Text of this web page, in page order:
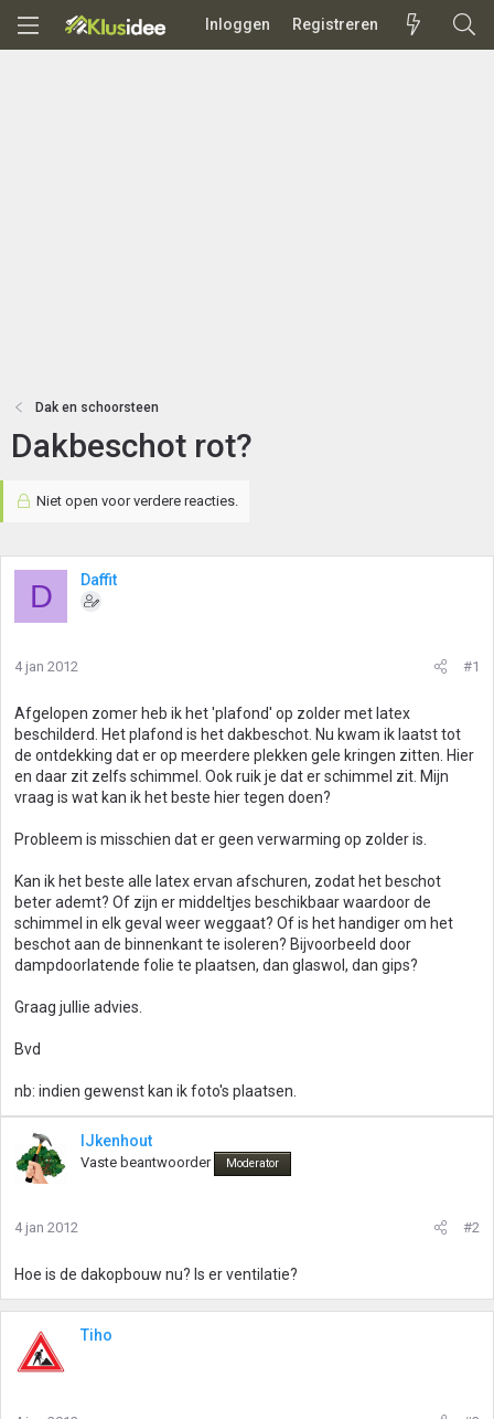
Inloggen Registreren
Dak en schoorsteen
Dakbeschot rot?
Niet open voor verdere reacties.
D Daffit
4 jan 2012 #1
Afgelopen zomer heb ik het 'plafond' op zolder met latex
beschilderd. Het plafond is het dakbeschot. Nu kwam ik laatst tot
de ontdekking dat er op meerdere plekken gele kringen zitten. Hier
en daar zit zelfs schimmel. Ook ruik je dat er schimmel zit. Mijn
vraag is wat kan ik het beste hier tegen doen?
Probleem is misschien dat er geen verwarming op zolder is.
Kan ik het beste alle latex ervan afschuren, zodat het beschot
beter ademt? Of zijn er middeltjes beschikbaar waardoor de
schimmel in elk geval weer weggaat? Of is het handiger om het
beschot aan de binnenkant te isoleren? Bijvoorbeeld door
dampdoorlatende folie te plaatsen, dan glaswol, dan gips?
Graag jullie advies.
Bvd
nb: indien gewenst kan ik foto's plaatsen.
IJkenhout
Vaste beantwoorder Moderator
4 jan 2012 #2
Hoe is de dakopbouw nu? Is er ventilatie?
Tiho